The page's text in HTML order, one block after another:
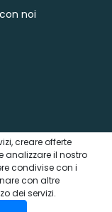
noi
creare offerte
analizzare il nostro
condivise con i
con altre
dei servizi.